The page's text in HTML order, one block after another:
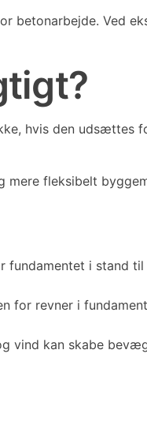
betonarbejde. Ved
hvis den udsættes
fleksibelt
fundamentet i stand
revner i
vind kan skabe